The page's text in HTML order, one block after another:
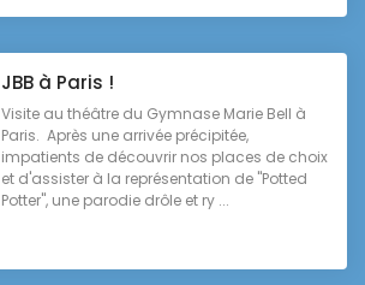
JBB à Paris !
Visite au théâtre du Gymnase Marie Bell à
Paris. Après une arrivée précipitée,
impatients de découvrir nos places de choix
et d'assister à la représentation de "Potted
Potter", une parodie drôle et ry ...